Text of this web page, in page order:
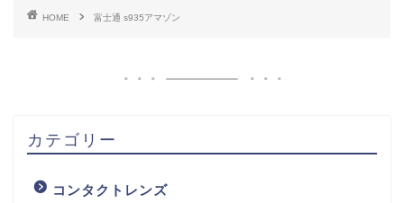
HOME 富士通 s935アマゾン
カテゴリー
コンタクトレンズ